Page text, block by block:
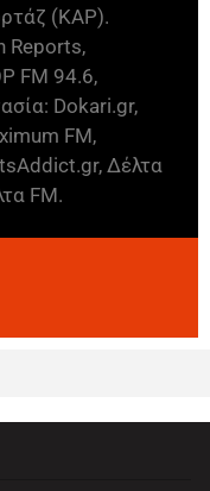
(ΚΑΡ).
Reports,
FM 94.6,
Dokari.gr,
FM,
Δέλτα
FM.